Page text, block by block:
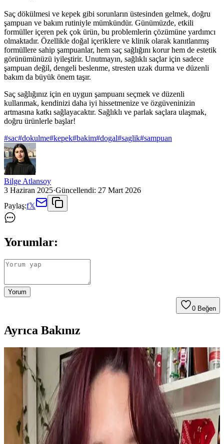
Saç dökülmesi ve kepek gibi sorunların üstesinden gelmek, doğru
şampuan ve bakım rutiniyle mümkündür. Günümüzde, etkili
formüller içeren pek çok ürün, bu problemlerin çözümüne yardımcı
olmaktadır. Özellikle doğal içeriklere ve klinik olarak kanıtlanmış
formüllere sahip şampuanlar, hem saç sağlığını korur hem de estetik
görünümünüzü iyileştirir. Unutmayın, sağlıklı saçlar için sadece
şampuan değil, dengeli beslenme, stresten uzak durma ve düzenli
bakım da büyük önem taşır.
Saç sağlığınız için en uygun şampuanı seçmek ve düzenli
kullanmak, kendinizi daha iyi hissetmenize ve özgüveninizin
artmasına katkı sağlayacaktır. Sağlıklı ve parlak saçlara ulaşmak,
doğru ürünlerle başlar!
#sac#dokulme#kepek#bakim#dogal#saglik#sampuan
Bilge Atlansoy
3 Haziran 2025·Güncellendi: 27 Mart 2026
Paylaş:f𝕏
Yorumlar:
Yorum
0 Beğen
Ayrıca Bakınız
Orginx Hızlı Saç Uzatma Serumu ve Kara Sarımsak
Yağı ile Saç Sağlığında Yeni Dönem
Orginx'in saç uzatma serumu ve kara sarımsak yağı, saç sağlığını
destekleyerek dökülmeyi azaltır, güçlendirir ve parlaklık kazandırır.
Düzenli kullanım ile etkili sonuçlar sağlar.
Dermalute Saç Koruma Şampuanı pH 5.5 ile Saç
Sağlığını Güçlendiren Etkili Çözüm